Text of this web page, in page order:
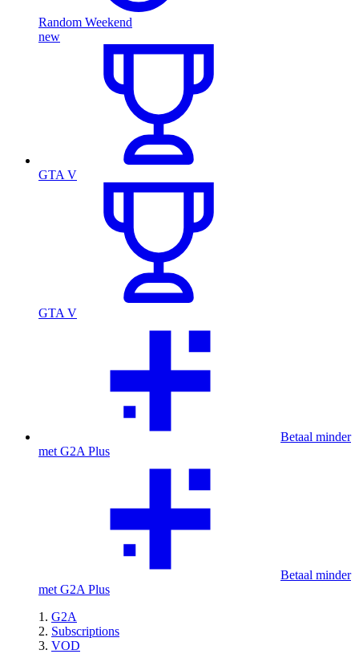
Random Weekend
new
GTA V
GTA V
Betaal minder
met G2A Plus
Betaal minder
met G2A Plus
G2A
Subscriptions
VOD